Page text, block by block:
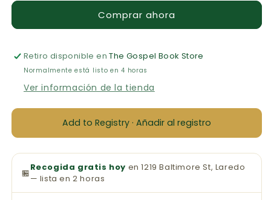
Personal
Grande
KJV
(Azul)
Tamaño
Personal
Grande
KJV
(Azul)
Comprar ahora
Retiro disponible enThe Gospel Book Store
Normalmente está listo en 4 horas
Ver información de la tienda
Add to Registry · Añadir al registro
🏪Recogida gratis hoy en 1219 Baltimore St, Laredo
— lista en 2 horas